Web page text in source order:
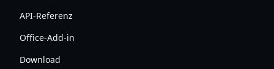
API-Referenz
Office-Add-in
Download